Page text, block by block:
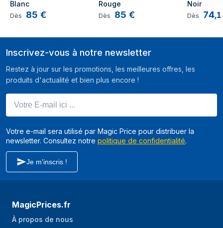
Blanc
Dès 85 €
Rouge
Dès 85 €
Noir
Dès 74,
Inscrivez-vous à notre newsletter
Restez à jour sur les promotions, les meilleures offres, les
produits d'actualité et bien plus encore !
Votre e-mail sera utilisé par Magic Price pour distribuer la
newsletter. Consultez notre politique de confidentialité.
Je m'inscris !
MagicPrices.fr
À propos de nous